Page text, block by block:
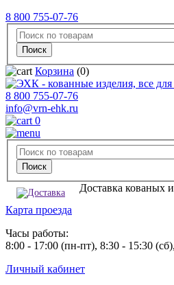
8 800 755-07-76
Корзина (0)
8 800 755-07-76
info@vrn-ehk.ru
0
Доставка кованых
Карта проезда
Часы работы:
8:00 - 17:00 (пн-пт), 8:30 - 15:30
Личный кабинет